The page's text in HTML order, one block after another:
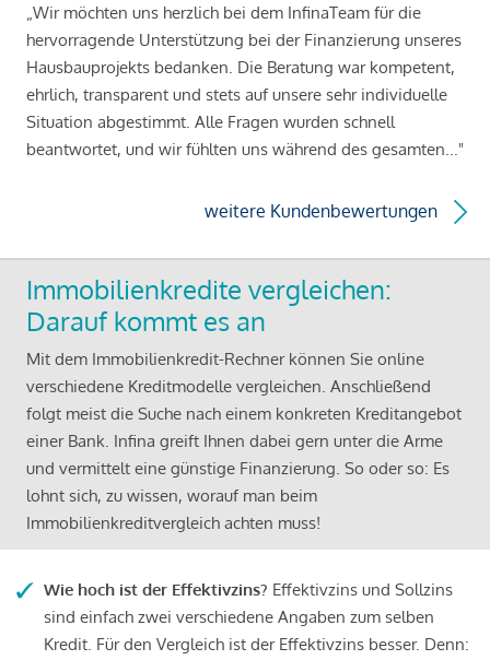
„Wir möchten uns herzlich bei dem InfinaTeam für die
hervorragende Unterstützung bei der Finanzierung unseres
Hausbauprojekts bedanken. Die Beratung war kompetent,
ehrlich, transparent und stets auf unsere sehr individuelle
Situation abgestimmt. Alle Fragen wurden schnell
beantwortet, und wir fühlten uns während des gesamten..."
weitere Kundenbewertungen
Immobilienkredite vergleichen:
Darauf kommt es an
Mit dem Immobilienkredit-Rechner können Sie online
verschiedene Kreditmodelle vergleichen. Anschließend
folgt meist die Suche nach einem konkreten Kreditangebot
einer Bank. Infina greift Ihnen dabei gern unter die Arme
und vermittelt eine günstige Finanzierung. So oder so: Es
lohnt sich, zu wissen, worauf man beim
Immobilienkreditvergleich achten muss!
Wie hoch ist der Effektivzins? Effektivzins und Sollzins
sind einfach zwei verschiedene Angaben zum selben
Kredit. Für den Vergleich ist der Effektivzins besser. Denn: